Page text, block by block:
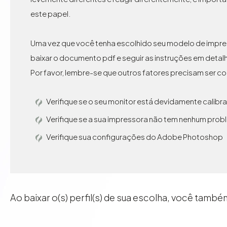
este papel.
Uma vez que você tenha escolhido seu modelo de
baixar o documento pdf e seguir as instruções em
Por favor, lembre-se que outros fatores precisam ser
Verifique se o seu monitor está devidamente
Verifique se a sua impressora não tem nenhum
Verifique sua configurações do Adobe Photoshop
Ao baixar o(s) perfil(s) de sua escolha, você